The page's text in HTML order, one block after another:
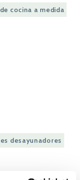
cocina a medida
desayunadores